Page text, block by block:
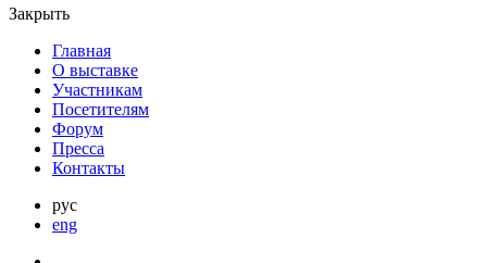
Закрыть
Главная
О выставке
Участникам
Посетителям
Форум
Пресса
Контакты
рус
eng